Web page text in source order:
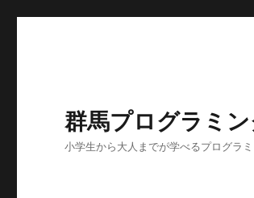
群馬プログラミ
小学生から大人までが学べるプログラミ